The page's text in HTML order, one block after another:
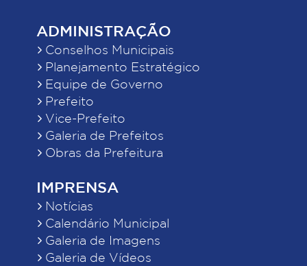
ADMINISTRAÇÃO
Conselhos Municipais
Planejamento Estratégico
Equipe de Governo
Prefeito
Vice-Prefeito
Galeria de Prefeitos
Obras da Prefeitura
IMPRENSA
Notícias
Calendário Municipal
Galeria de Imagens
Galeria de Vídeos